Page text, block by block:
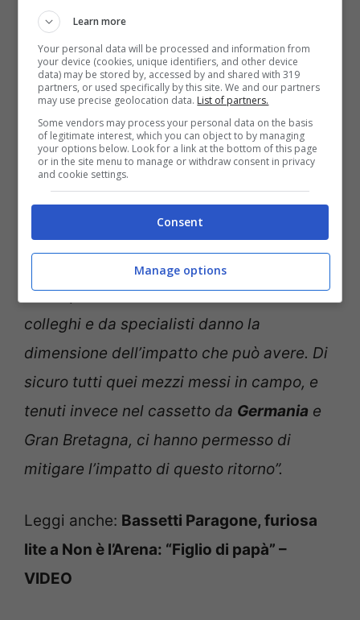
Pregliasco alza l’allarme ma indica la strada da seguire
(Getty Images)
A La7 Pregliasco ha parlato con chiarezza,
avvisando gli italiani sui rischi concreti
della quarta ondata.“Le stime fatte da
colleghi e da specialisti danno la
dimensione dell’impatto che può avere. Di
sicuro tutti quei mezzi messi in campo, e
tenuti invece nel cassetto da Germania e
Gran Bretagna, ci hanno permesso di
mitigare l’impatto di questo ritorno”.
Leggi anche: Bassetti Paragone, furiosa
lite a Non è l’Arena: “Figlio di papà” –
VIDEO
Learn more
Your personal data will be processed and information from
your device (cookies, unique identifiers, and other device
data) may be stored by, accessed by and shared with 319
partners, or used specifically by this site. We and our partners
may use precise geolocation data. List of partners.
Some vendors may process your personal data on the basis
of legitimate interest, which you can object to by managing
your options below. Look for a link at the bottom of this page
or in the site menu to manage or withdraw consent in privacy
and cookie settings.
Consent
Manage options